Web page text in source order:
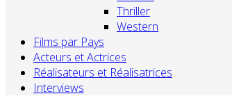
Thriller
Western
Films par Pays
Acteurs et Actrices
Réalisateurs et Réalisatrices
Interviews